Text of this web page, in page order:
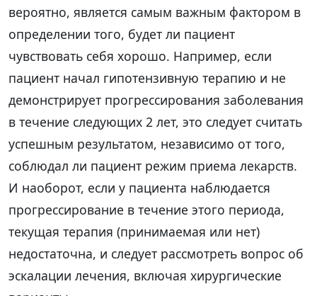
вероятно, является самым важным фактором в
определении того, будет ли пациент
чувствовать себя хорошо. Например, если
пациент начал гипотензивную терапию и не
демонстрирует прогрессирования заболевания
в течение следующих 2 лет, это следует считать
успешным результатом, независимо от того,
соблюдал ли пациент режим приема лекарств.
И наоборот, если у пациента наблюдается
прогрессирование в течение этого периода,
текущая терапия (принимаемая или нет)
недостаточна, и следует рассмотреть вопрос об
эскалации лечения, включая хирургические